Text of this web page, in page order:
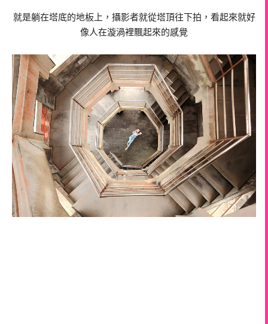
就是躺在塔底的地板上，攝影者就從塔頂往下拍，看起來就好
像人在漩渦裡飄起來的感覺